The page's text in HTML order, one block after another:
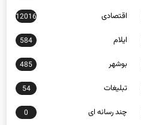
اقتصادی 12016
ایلام 584
بوشهر 485
تبلیغات 54
چند رسانه ای 0